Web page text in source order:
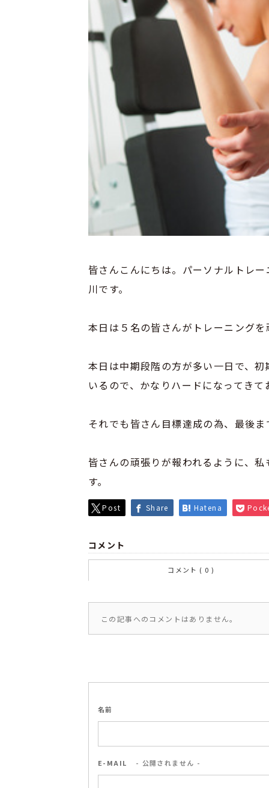
皆さんこんにちは。パーソナルトレ
川です。
本日は５名の皆さんがトレーニング
本日は中期段階の方が多い一日で、
いるので、かなりハードになってきて
それでも皆さん目標達成の為、最後
皆さんの頑張りが報われるように、
す。
Post Share Hatena
コメント
コメント ( 0 )
この記事へのコメントはありません。
名前
E-MAIL - 公開されません -